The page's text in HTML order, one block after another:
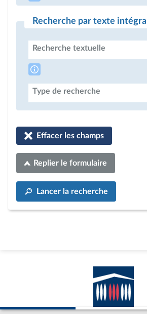
Recherche par texte intégral
Recherche textuelle
Type de recherche
Effacer les champs
Replier le formulaire
Lancer la recherche